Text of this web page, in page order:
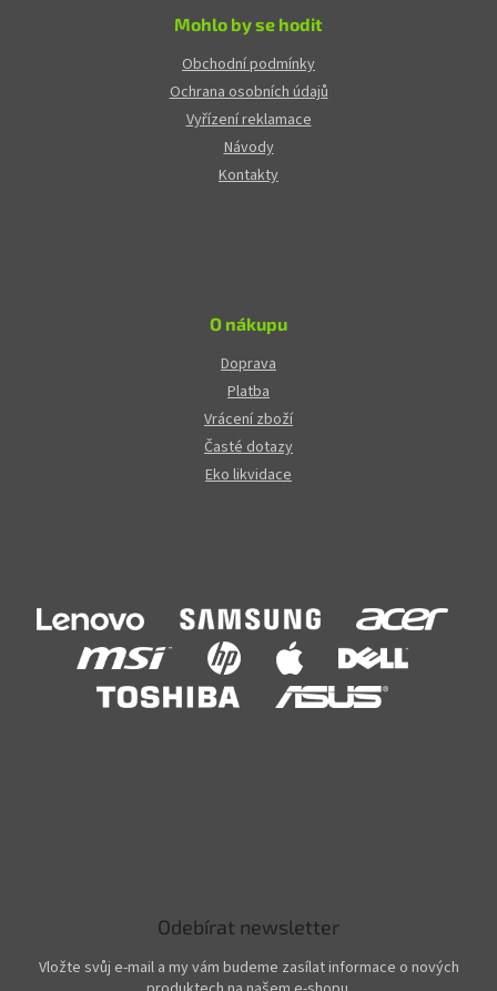
Mohlo by se hodit
Obchodní podmínky
Ochrana osobních údajů
Vyřízení reklamace
Návody
Kontakty
O nákupu
Doprava
Platba
Vrácení zboží
Časté dotazy
Eko likvidace
Odebírat newsletter
Vložte svůj e-mail a my vám budeme zasílat informace o nových